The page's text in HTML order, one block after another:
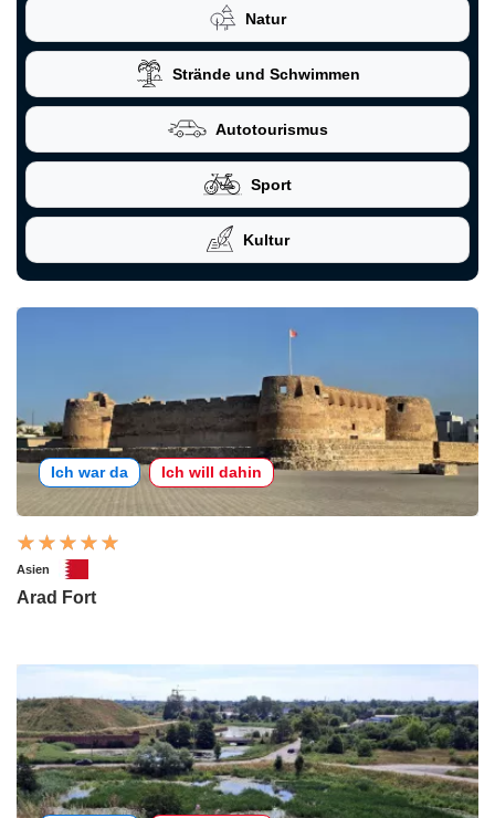
Natur
Strände und Schwimmen
Autotourismus
Sport
Kultur
Ich war da Ich will dahin
Asien
Arad Fort